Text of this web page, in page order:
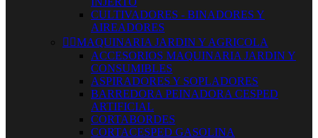
CULTIVADORES - BINADORES Y
AIREADORES
 MAQUINARIA JARDIN Y AGRICOLA
ACCESORIOS MAQUINARIA JARDIN Y
CONSUMIBLES
ASPIRADORES Y SOPLADORES
BARREDORA PEINADORA CESPED
ARTIFICIAL
CORTABORDES
CORTACESPED GASOLINA